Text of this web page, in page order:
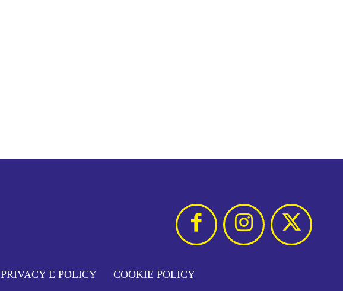
PRIVACY E POLICY COOKIE POLICY